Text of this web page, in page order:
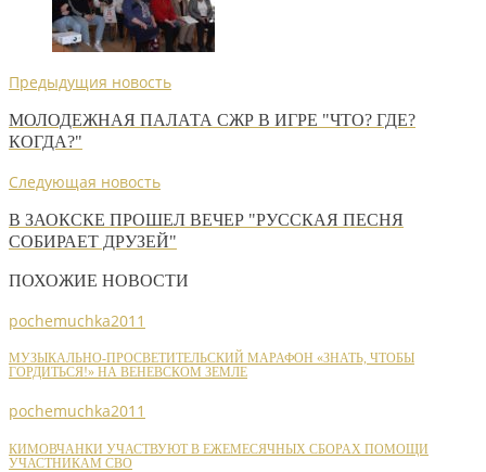
Предыдущия новость
МОЛОДЕЖНАЯ ПАЛАТА СЖР В ИГРЕ "ЧТО? ГДЕ?
КОГДА?"
Следующая новость
В ЗАОКСКЕ ПРОШЕЛ ВЕЧЕР "РУССКАЯ ПЕСНЯ
СОБИРАЕТ ДРУЗЕЙ"
ПОХОЖИЕ НОВОСТИ
pochemuchka2011
МУЗЫКАЛЬНО-ПРОСВЕТИТЕЛЬСКИЙ МАРАФОН «ЗНАТЬ, ЧТОБЫ
ГОРДИТЬСЯ!» НА ВЕНЕВСКОМ ЗЕМЛЕ
pochemuchka2011
КИМОВЧАНКИ УЧАСТВУЮТ В ЕЖЕМЕСЯЧНЫХ СБОРАХ ПОМОЩИ
УЧАСТНИКАМ СВО